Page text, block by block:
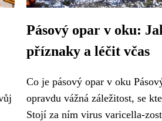
Pásový opar v oku:
příznaky a léčit včas
Co je pásový opar v oku
opravdu vážná záležitost, se
Stojí za ním virus varicella-